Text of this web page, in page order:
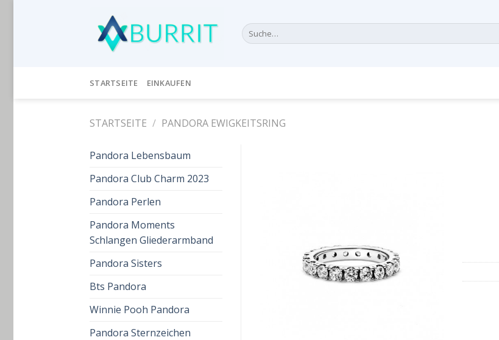
Suche
nach:
STARTSEITE EINKAUFEN
STARTSEITE / PANDORA EWIGKEITSRING
Pandora Lebensbaum
Pandora Club Charm 2023
Pandora Perlen
Pandora Moments
Schlangen Gliederarmband
Pandora Sisters
Bts Pandora
Winnie Pooh Pandora
Pandora Sternzeichen